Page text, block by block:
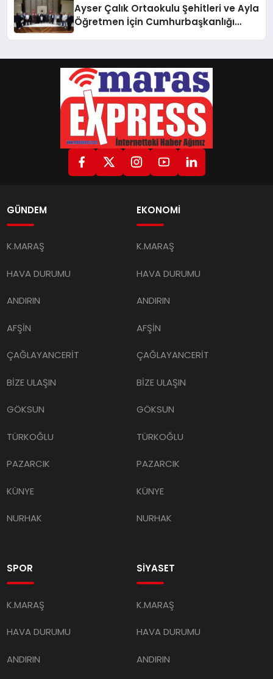
Ayser Çalık Ortaokulu Şehitleri ve Ayla
Öğretmen İçin Cumhurbaşkanlığı
GÜNDEM
K.MARAŞ
HAVA DURUMU
ANDIRIN
AFŞİN
ÇAĞLAYANCERİT
BİZE ULAŞIN
GÖKSUN
TÜRKOĞLU
PAZARCIK
KÜNYE
NURHAK
EKONOMİ
K.MARAŞ
HAVA DURUMU
ANDIRIN
AFŞİN
ÇAĞLAYANCERİT
BİZE ULAŞIN
GÖKSUN
TÜRKOĞLU
PAZARCIK
KÜNYE
NURHAK
SPOR
K.MARAŞ
HAVA DURUMU
ANDIRIN
SİYASET
K.MARAŞ
HAVA DURUMU
ANDIRIN